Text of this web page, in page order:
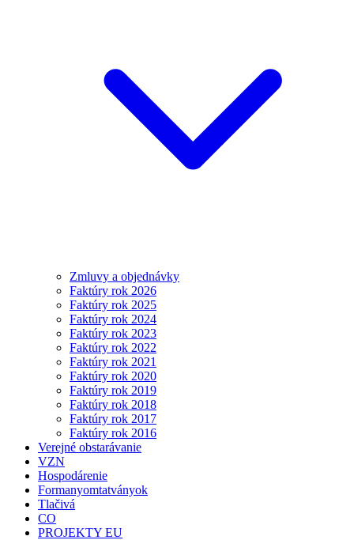
Zmluvy a objednávky
Faktúry rok 2026
Faktúry rok 2025
Faktúry rok 2024
Faktúry rok 2023
Faktúry rok 2022
Faktúry rok 2021
Faktúry rok 2020
Faktúry rok 2019
Faktúry rok 2018
Faktúry rok 2017
Faktúry rok 2016
Verejné obstarávanie
VZN
Hospodárenie
Formanyomtatványok
Tlačivá
CO
PROJEKTY EU